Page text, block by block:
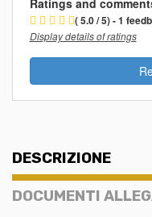
( 5.0 / 5) - 1
Display details of ratings
DESCRIZIONE
DOCUMENTI